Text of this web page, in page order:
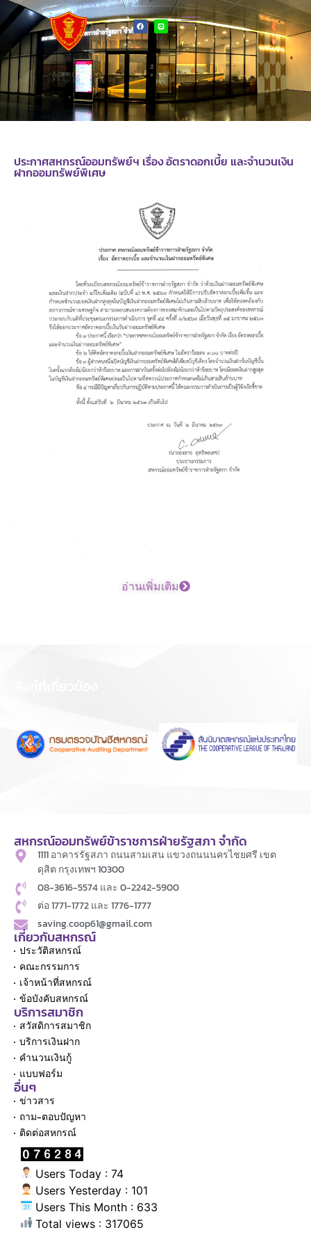
ประกาศสหกรณ์ออมทรัพย์ฯ เรื่อง อัตราดอกเบี้ย และจำนวนเงิน
ฝากออมทรัพย์พิเศษ
อ่านเพิ่มเติม
สหกรณ์ออมทรัพย์ข้าราชการฝ่ายรัฐสภา จำกัด
1111 อาคารรัฐสภา ถนนสามเสน แขวงถนนนครไชยศรี เขต
ดุสิต กรุงเทพฯ 10300
08-3616-5574 และ 0-2242-5900
ต่อ 1771-1772 และ 1776-1777
saving.coop61@gmail.com
เกี่ยวกับสหกรณ์
ประวัติสหกรณ์
คณะกรรมการ
เจ้าหน้าที่สหกรณ์
ข้อบังคับสหกรณ์
บริการสมาชิก
สวัสดิการสมาชิก
บริการเงินฝาก
คำนวนเงินกู้
แบบฟอร์ม
อื่นๆ
ข่าวสาร
ถาม-ตอบปัญหา
ติดต่อสหกรณ์
Users Today : 74
Users Yesterday : 101
Users This Month : 633
Total views : 317065